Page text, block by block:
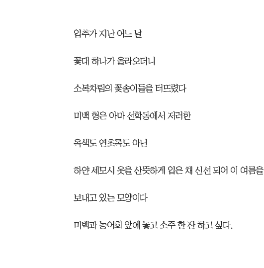
입추가 지난 어느 날
꽃대 하나가 올라오더니
소복차림의 꽃송이들을 터뜨렸다
미백 형은 아마 선학동에서 저러한
옥색도 연초록도 아닌
하얀 세모시 옷을 산뜻하게 입은 채 신선 되어 이 여름을
보내고 있는 모양이다
미백과 농어회 앞에 놓고 소주 한 잔 하고 싶다.